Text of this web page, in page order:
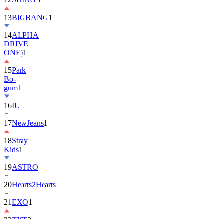
13BIGBANG1
14ALPHA
DRIVE
ONE)1
15Park
Bo-
gum1
16IU
17NewJeans1
18Stray
Kids1
19ASTRO
20Hearts2Hearts
21EXO1